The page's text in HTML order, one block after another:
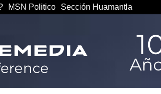
MSN Politico Sección Huamantla